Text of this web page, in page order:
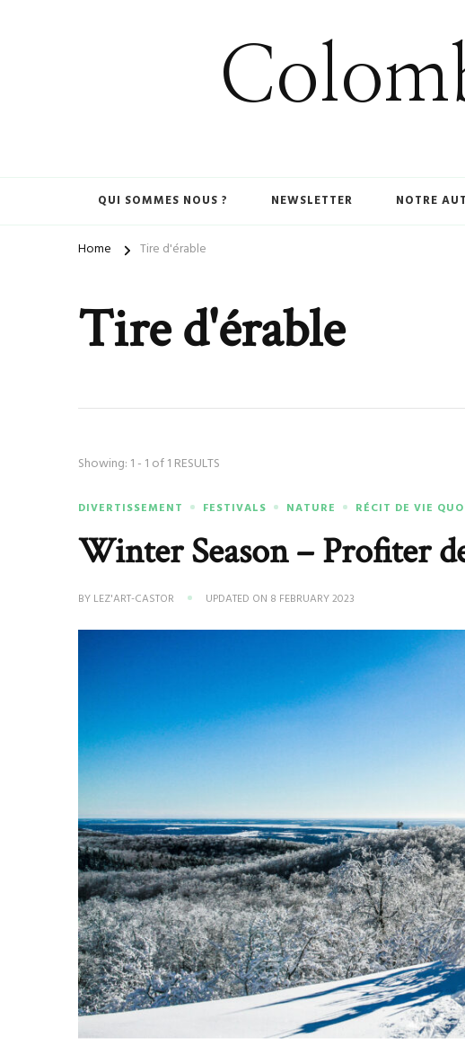
QUI SOMMES NOUS ? NEWSLETTER NOTRE
Home Tire d'érable
Tire d'érable
Showing: 1 - 1 of 1 RESULTS
DIVERTISSEMENT FESTIVALS NATURE RÉCIT DE VIE
Winter Season – Profiter
BY LEZ'ART-CASTOR UPDATED ON 8 FEBRUARY 2023